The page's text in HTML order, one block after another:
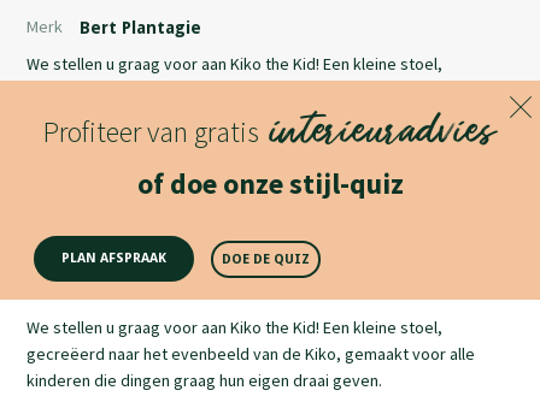
We stellen u graag voor aan Kiko the Kid! Een kleine stoel,
kinderen die dingen graag hun eigen draai geven.
Lees meer
Merk Bert Plantagie
Profiteer van gratis interieuradvies
of doe onze stijl-quiz
PLAN AFSPRAAK DOE DE QUIZ
Productomschrijving
We stellen u graag voor aan Kiko the Kid! Een kleine stoel,
gecreëerd naar het evenbeeld van de Kiko, gemaakt voor alle
kinderen die dingen graag hun eigen draai geven.